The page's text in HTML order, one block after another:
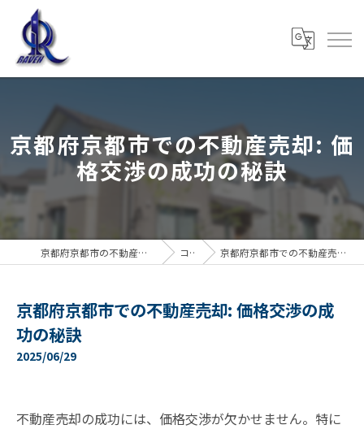
京都府京都市での不動産売却: 価
格交渉の成功の秘訣
京都府京都市の不動産売却なら株式会社RAVEN コラム 京都府京都市での不動産売却: 価格交渉の成功の秘訣
京都府京都市での不動産売却: 価格交渉の成
功の秘訣
2025/06/29
不動産売却の成功には、価格交渉が欠かせません。特に